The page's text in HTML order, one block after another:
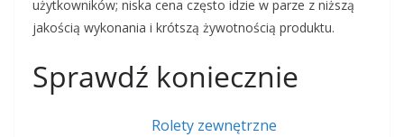
użytkowników; niska cena często idzie w parze z niższą
jakością wykonania i krótszą żywotnością produktu.
Sprawdź koniecznie
Rolety zewnętrzne